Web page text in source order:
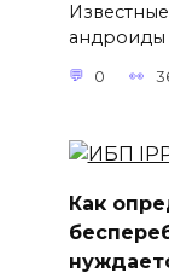
андроиды
0
Как